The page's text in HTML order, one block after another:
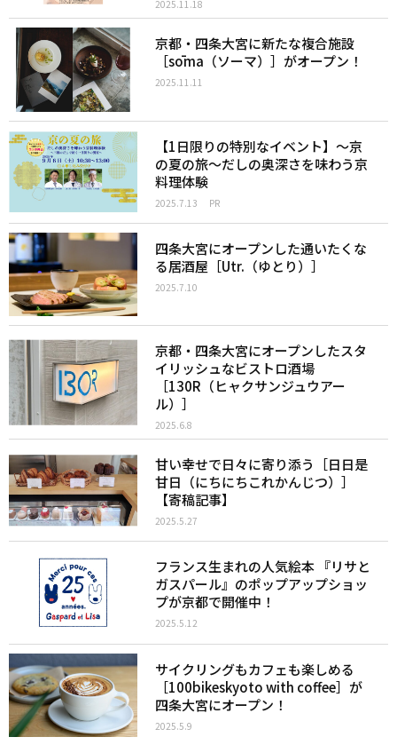
2025.11.18
京都・四条大宮に新たな複合施設
［sōma（ソーマ）］がオープン！
2025.11.11
【1日限りの特別なイベント】〜京
の夏の旅〜だしの奥深さを味わう京
料理体験
2025.7.13 PR
四条大宮にオープンした通いたくな
る居酒屋［Utr.（ゆとり）］
2025.7.10
京都・四条大宮にオープンしたスタ
イリッシュなビストロ酒場
［130R（ヒャクサンジュウアー
ル）］
2025.6.8
甘い幸せで日々に寄り添う［日日是
甘日（にちにちこれかんじつ）］
【寄稿記事】
2025.5.27
フランス生まれの人気絵本 『リサと
ガスパール』のポップアップショッ
プが京都で開催中！
2025.5.12
サイクリングもカフェも楽しめる
［100bikeskyoto with coffee］が
四条大宮にオープン！
2025.5.9